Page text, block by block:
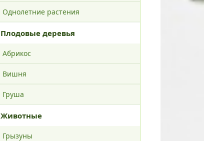
Однолетние растения
Плодовые деревья
Абрикос
Вишня
Груша
Животные
Грызуны